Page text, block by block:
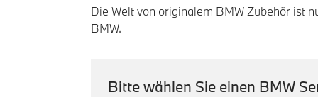
Die Welt von originalem BMW Zubehör ist
BMW.
Bitte wählen Sie einen BMW